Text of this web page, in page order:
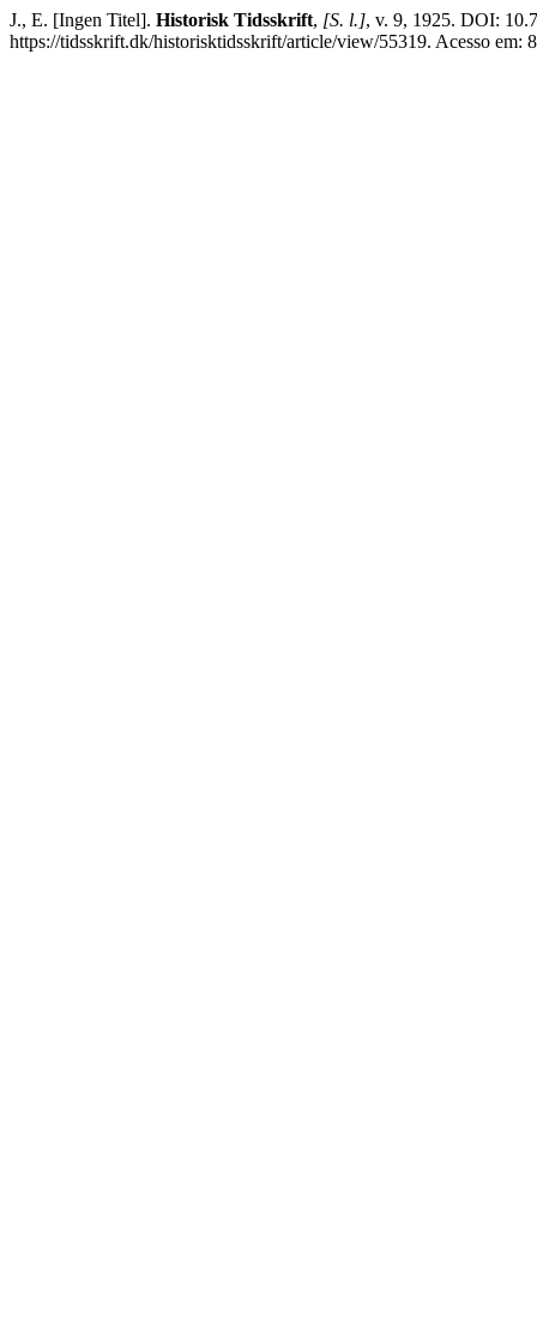
J., E. [Ingen Titel]. Historisk Tidsskrift, [S. l.], v. 9, 1925. DOI:
https://tidsskrift.dk/historisktidsskrift/article/view/55319. Acesso em: